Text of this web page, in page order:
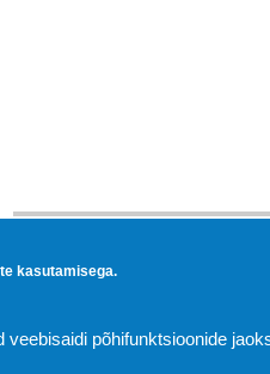
Uudised
kasutamisega.
veebisaidi põhifunktsioonide